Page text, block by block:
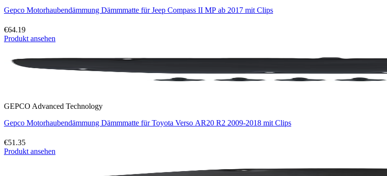
Gepco Motorhaubendämmung Dämmmatte für Jeep Compass II MP ab 2017 mit Clips
€64.19
Produkt ansehen
GEPCO Advanced Technology
Gepco Motorhaubendämmung Dämmmatte für Toyota Verso AR20 R2 2009-2018 mit Clips
€51.35
Produkt ansehen